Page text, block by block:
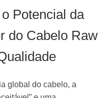
Potencial da
do Cabelo Raw
global do cabelo, a